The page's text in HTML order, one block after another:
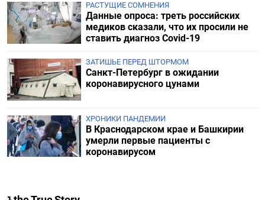
РАСТУЩИЕ СОМНЕНИЯ
Данные опроса: треть российских
медиков сказали, что их просили не
ставить диагноз Covid-19
ЗАТИШЬЕ ПЕРЕД ШТОРМОМ
Санкт-Петербург в ожидании
коронавирусного цунами
ХРОНИКИ ПАНДЕМИИ
В Краснодарском крае и Башкирии
умерли первые пациенты с
коронавирусом